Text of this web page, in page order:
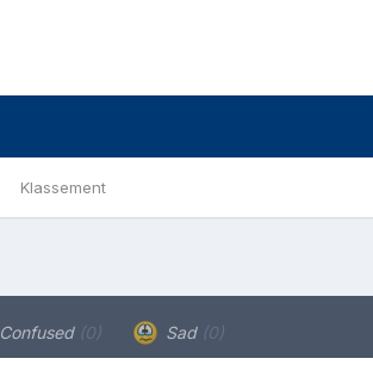
Klassement
Confused (0) Sad (0)